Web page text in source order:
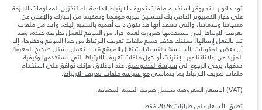
المعلومات والمواصفات والأسعار والألوان المذكورة على هذا الموقع قد تختلف من بلد إلى
آخر، كما أنّها قد تتغير بدون إشعار مسبق. الرجاء التواصل مع وكيلنا المحلي للتأكد من توفّرها
والتحقق من الأسعار.
ملاحظة مهمة حول الصور والمواصفات.إن النقص العالمي في أشباه الموصلات يؤثر حاليًا
في مواصفات تصميم السيارات وتوفر الخيارات وتوقيتات التصاميم. هذا ظرف ديناميكي
للغاية، ونتيجة لذلك، قد لا تمثّل الصور المستخدَمة ضمن موقع الويب حاليًا المواصفات الحالية
بالكامل بالنسبة إلى الميزات والخيارات والحلية ومجموعات الألوان. يرجى استشارة وكيلك الذي
سيتمكّن من تأكيد أي تقييدات حالية معك للسماح لك باتخاذ قرار مدروس
الأرقام المقدمة هي نتيجة لاختبارات المصنع الرسمية وفقاً لتشريعات الاتحاد الأوروبي. قد
يتباين استهلك الوقود الفعلي للمركبة عن ذلك المتحقق في تلك الاختبارات كما أن هذه
الأرقام بغرض المقارنة فحسب.
تود جاكوار لاند روڤر استخدام ملفات تعريف الارتباط الخاصة بك لتخزين المعلومات اللازمة
على جهاز الكمبيوتر الخاص بك لتحسين تجربة موقعنا وتمكيننا من إخبارك والإعلان عن
منتجاتنا وخدماتنا، والتي نعتقد أنها قد تكون ذات أهمية بالنسبة إليك. واحد من ملفات
تعريف الارتباط التي نستخدمها ضرورية لعدة أجزاء من الموقع للعمل بطريقة جيدة، وقد
تم بالفعل إرسالها. يمكنك حذف جميع ملفات تعريف الارتباط من هذا الموقع وحظرها، إلا
أن بعض المكونات الأساسية بالنسبة لاشتغال الموقع قد لا تعمل بشكل صحيح. لمعرفة
المزيد عن إعلاناتنا عبر الإنترنت أو حول ملفات تعريف الارتباط التي نستخدمها وكيفية
حذفها، يرجى الرجوع إلى سياسة الخصوصية. عند الإغلاق، فإنك توافق على استخدام
ملفات تعريف الارتباط بما يتماشىمع سياسة ملفات تعريف الارتباط.
(VAT) الأسعار المعروضة تشمل ضريبة القيمة المضافة.
تطبق الأسعار على طرازات 2026 فقط.‎